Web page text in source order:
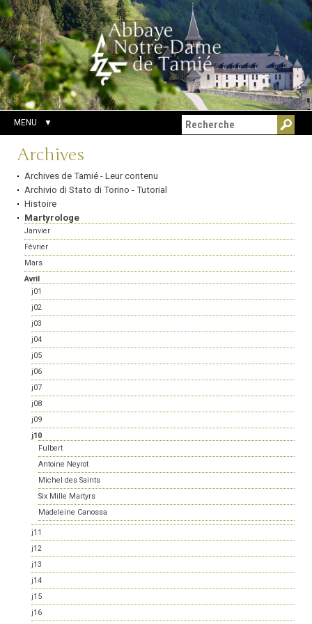
Aller
au
contenu.
|
Aller
à
la
navigation
Outils
personnels
Chercher par
Recherche
avancée…
MENU
Navigation
Archives
Archives de Tamié - Leur contenu
Archivio di Stato di Torino - Tutorial
Histoire
Martyrologe
Janvier
Février
Mars
Avril
j01
j02
j03
j04
j05
j06
j07
j08
j09
j10
Fulbert
Antoine Neyrot
Michel des Saints
Six Mille Martyrs
Madeleine Canossa
j11
j12
j13
j14
j15
j16